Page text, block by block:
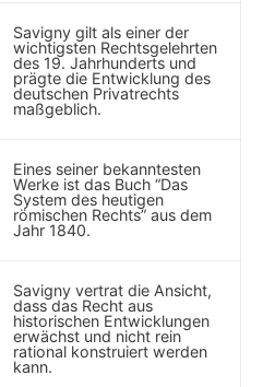
Savigny gilt als einer ‍der
wichtigsten Rechtsgelehrten
des 19. Jahrhunderts und
prägte ⁢die Entwicklung des⁣
deutschen Privatrechts
maßgeblich.
Eines seiner bekanntesten
Werke ist das Buch “Das
System des heutigen
römischen Rechts” ⁢aus dem
Jahr 1840.
Savigny vertrat die ⁤Ansicht,
dass das Recht aus⁣
historischen Entwicklungen
erwächst und nicht rein
rational konstruiert werden
kann.